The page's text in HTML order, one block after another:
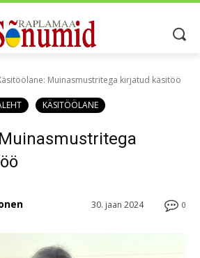
Muinasmustritega kirjatud käsitöö
KÄSITÖÖLANE
0
30. jaan 2024